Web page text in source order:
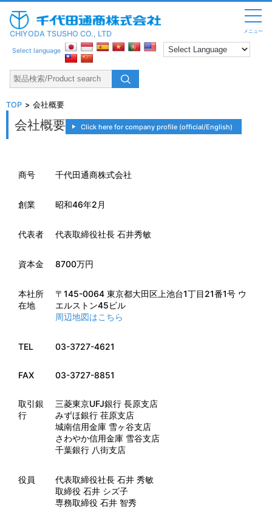
メニュー
CHIYODA TSUSHO CO., LTD
Select language
TOP 会社概要
会社概要 Click here for company profile (official/English)
商号 千代田通商株式会社
創業 昭和46年2月
代表者 代表取締役社長 石井秀敏
資本金 8700万円
本社所
在地
〒145-0064 東京都大田区上池台1丁目21番1号 ウ
エルストン45ビル
周辺地図はこちら
TEL 03-3727-4621
FAX 03-3727-8851
取引銀
行
三菱東京UFJ銀行 長原支店
みずほ銀行 荏原支店
城南信用金庫 雪ヶ谷支店
さわやか信用金庫 雪谷支店
千葉銀行 八街支店
役員
代表取締役社長 石井 秀敏
取締役 石井 シズ子
専務取締役 石井 智秀